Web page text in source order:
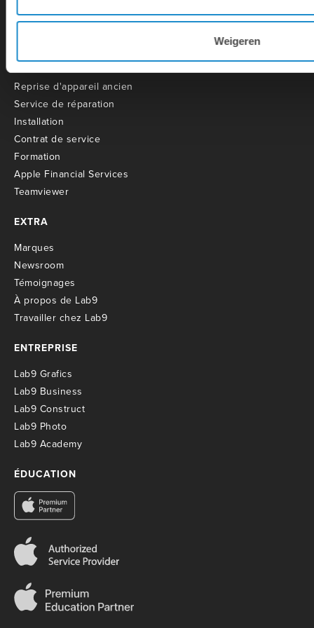
Weigeren
SERVICE
Reprise d'appareil ancien
Service de réparation
Installation
Contrat de service
Formation
Apple Financial Services
Teamviewer
EXTRA
Marques
Newsroom
Témoignages
À propos de Lab9
Travailler chez Lab9
ENTREPRISE
Lab9 Grafics
Lab9 Business
Lab9 Construct
Lab9 Photo
Lab9 Academy
ÉDUCATION